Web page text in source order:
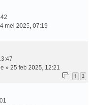
mei 2025, 07:19
» 25 feb 2025, 12:21
1 2